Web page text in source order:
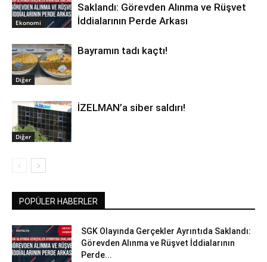
Ekonomi
Saklandı: Görevden Alınma ve Rüşvet
İddialarının Perde Arkası
Diğer
Bayramın tadı kaçtı!
Diğer
İZELMAN’a siber saldırı!
POPÜLER HABERLER
SGK Olayında Gerçekler Ayrıntıda Saklandı:
Görevden Alınma ve Rüşvet İddialarının
Perde...